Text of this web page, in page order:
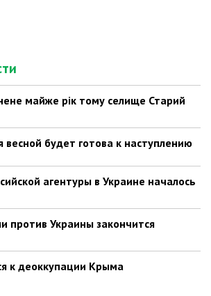
майже рік тому селище Старий
весной будет готова к наступлению
агентуры в Украине началось
против Украины закончится
к деоккупации Крыма